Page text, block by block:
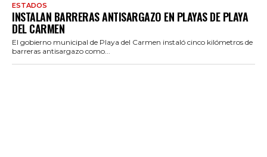
ESTADOS
INSTALAN BARRERAS ANTISARGAZO EN PLAYAS DE PLAYA
DEL CARMEN
El gobierno municipal de Playa del Carmen instaló cinco kilómetros de
barreras antisargazo como...